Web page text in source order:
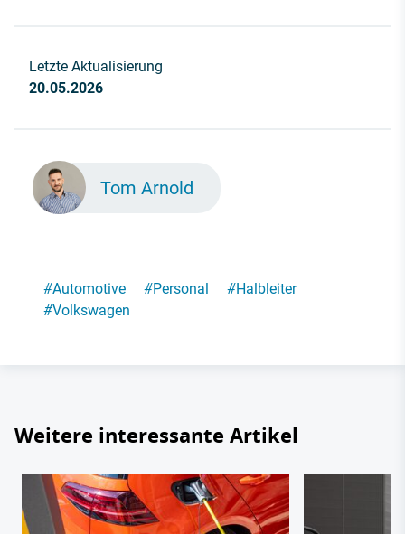
Letzte Aktualisierung
20.05.2026
Tom Arnold
#Automotive #Personal #Halbleiter
#Volkswagen
Weitere interessante Artikel